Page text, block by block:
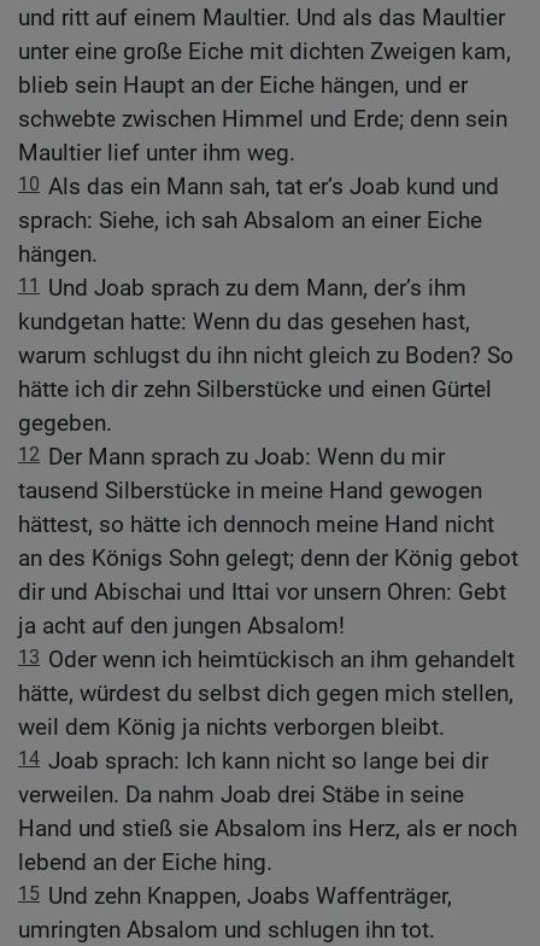
und ritt auf einem Maultier. Und als das Maultier
unter eine große Eiche mit dichten Zweigen kam,
blieb sein Haupt an der Eiche hängen, und er
schwebte zwischen Himmel und Erde; denn sein
Maultier lief unter ihm weg.
10 Als das ein Mann sah, tat er’s Joab kund und
sprach: Siehe, ich sah Absalom an einer Eiche
hängen.
11
Und Joab sprach zu dem Mann, der’s ihm
kundgetan hatte: Wenn du das gesehen hast,
warum schlugst du ihn nicht gleich zu Boden? So
hätte ich dir zehn Silberstücke und einen Gürtel
gegeben.
12 Der Mann sprach zu Joab: Wenn du mir
tausend Silberstücke in meine Hand gewogen
hättest, so hätte ich dennoch meine Hand nicht
an des Königs Sohn gelegt; denn der König gebot
dir und Abischai und Ittai vor unsern Ohren: Gebt
ja acht auf den jungen Absalom!
13 Oder wenn ich heimtückisch an ihm gehandelt
hätte, würdest du selbst dich gegen mich stellen,
weil dem König ja nichts verborgen bleibt.
14 Joab sprach: Ich kann nicht so lange bei dir
verweilen. Da nahm Joab drei Stäbe in seine
Hand und stieß sie Absalom ins Herz, als er noch
lebend an der Eiche hing.
15 Und zehn Knappen, Joabs Waffenträger,
umringten Absalom und schlugen ihn tot.